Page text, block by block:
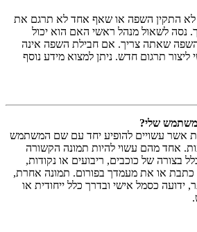
לא התקין השפה או שאף אחד לא תרגם את
לשאול מנהל ראשי האם הוא יכול
שאתה צריך. אם חבילת השפה אינה
ליצור תרגום חדש. ניתן למצוא מידע נוסף
שלי?
אשר עשויים להופיע יחד עם שם המשתמש
אחד מהם עשוי להיות תמונה הקשורה
בצורה של כוכבים, ריבועים או נקודות,
כתבת או את מעמדך בפורום. תמונה אחרת,
ידועה כסמל אישי ובדרך כלל ייחודית או